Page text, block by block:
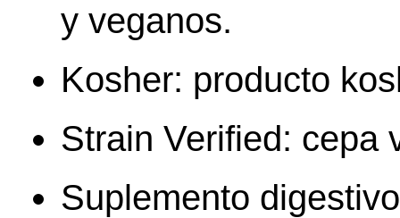
y veganos.
Kosher: producto
Strain Verified: cepa
Suplemento